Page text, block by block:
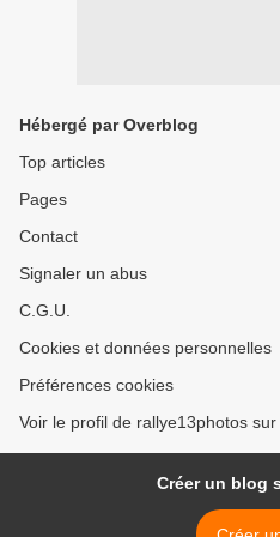
Hébergé par Overblog
Top articles
Pages
Contact
Signaler un abus
C.G.U.
Cookies et données personnelles
Préférences cookies
Voir le profil de rallye13photos
Créer un blog